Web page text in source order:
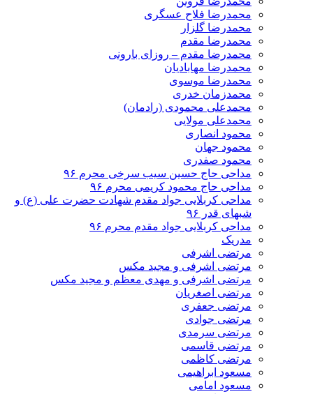
محمدرضا فلاح عسگری
محمدرضا گلزار
محمدرضا مقدم
محمدرضا مقدم – روزای بارونی
محمدرضا مهابادیان
محمدرضا موسوی
محمدزمان خدری
محمدعلی محمودی (رادمان)
محمدعلی مولایی
محمود انصاری
محمود جهان
محمود صفدری
مداحی حاج حسین سیب سرخی محرم ۹۶
مداحی حاج محمود کریمی محرم ۹۶
مداحی کربلایی جواد مقدم شهادت حضرت علی (ع) و
شبهای قدر ۹۶
مداحی کربلایی جواد مقدم محرم ۹۶
مدریک
مرتضی اشرفی
مرتضی اشرفی و مجید مکس
مرتضی اشرفی و مهدی معظم و مجید مکس
مرتضی اصغریان
مرتضی جعفری
مرتضی جوادی
مرتضی سرمدی
مرتضی قاسمی
مرتضی کاظمی
مسعود ابراهیمی
مسعود امامی